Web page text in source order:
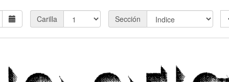
Carilla Sección